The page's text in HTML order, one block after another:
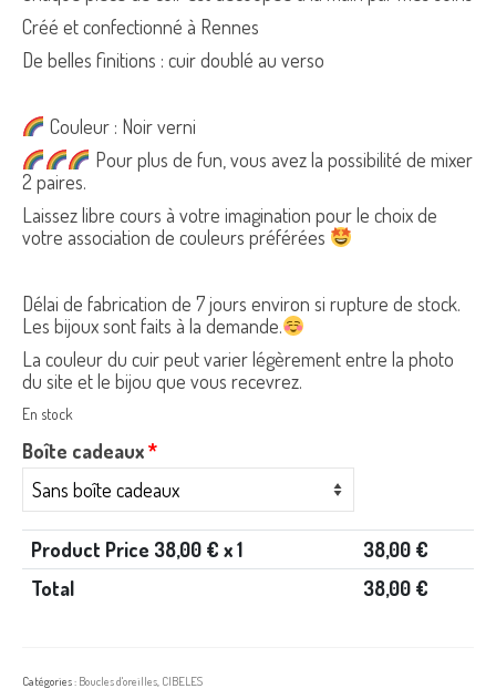
Créé et confectionné à Rennes
De belles finitions : cuir doublé au verso
Couleur : Noir verni
Pour plus de fun, vous avez la possibilité de mixer
2 paires.
Laissez libre cours à votre imagination pour le choix de
votre association de couleurs préférées
Délai de fabrication de 7 jours environ si rupture de stock.
Les bijoux sont faits à la demande.
La couleur du cuir peut varier légèrement entre la photo
du site et le bijou que vous recevrez.
En stock
Boîte cadeaux*
Product Price 38,00€ x 1 38,00€
Total
38,00€
Catégories : Boucles d'oreilles, CIBELES